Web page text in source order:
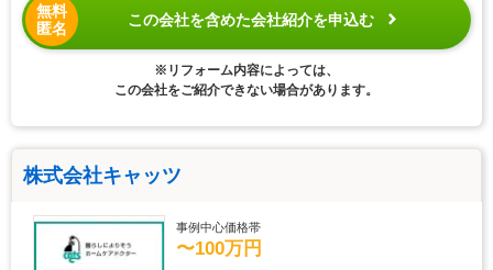
無料
匿名
この会社を含めた会社紹介を申込む
※リフォーム内容によっては、
この会社をご紹介できない場合があります。
株式会社キャッツ
事例中心価格帯
〜100万円